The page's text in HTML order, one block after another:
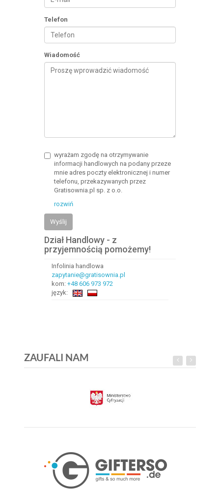
Telefon
Wiadomość
wyrażam zgodę na otrzymywanie
informacji handlowych na podany przeze
mnie adres poczty elektronicznej i numer
telefonu, przekazywanych przez
Gratisownia.pl sp. z o.o.
rozwiń
Wyślij
Dział Handlowy - z
przyjemnością pomożemy!
Infolinia handlowa
zapytanie@gratisownia.pl
kom: +48 606 973 972
język:
ZAUFALI NAM